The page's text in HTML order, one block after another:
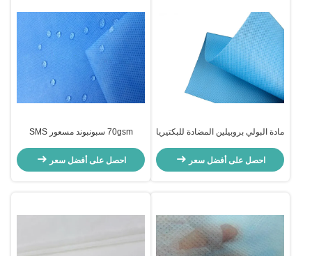
مادة البولي بروبيلين المضادة للبكتيريا
وقابلة للتنفس
احصل على أفضل سعر
70gsm سبونبوند مسعور SMS
احصل على أفضل سعر